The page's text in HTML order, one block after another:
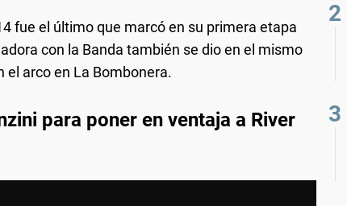
fue el último que marcó en su primera etapa
con la Banda también se dio en el mismo
arco en La Bombonera.
para poner en ventaja a River